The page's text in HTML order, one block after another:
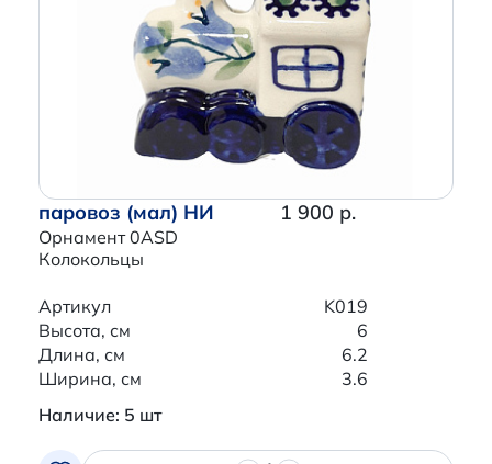
паровоз (мал) НИ
Орнамент 0ASD
Колокольцы
1 900 р.
Артикул
K019
Высота, см
6
Длина, см
6.2
Ширина, см
3.6
Наличие: 5 шт